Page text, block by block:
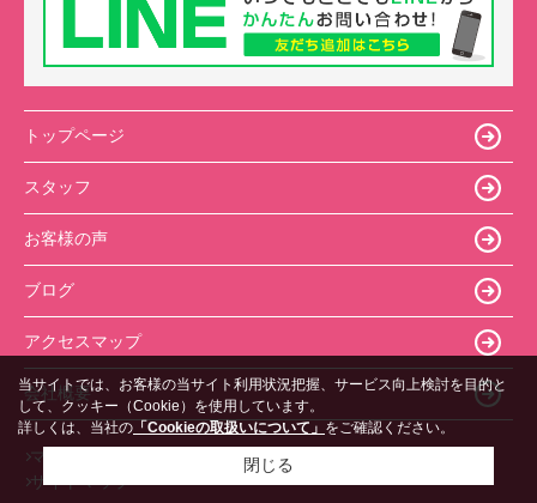
トップページ
スタッフ
お客様の声
ブログ
アクセスマップ
会社概要
マンションカタログ 利用規約 プライバシーポリシー
サイトマップ
当サイトでは、お客様の当サイト利用状況把握、サービス向上検討を目的と
して、クッキー（Cookie）を使用しています。
詳しくは、当社の 「Cookieの取扱いについて」 をご確認ください。
閉じる